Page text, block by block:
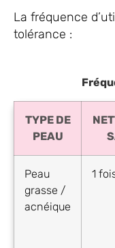
La fréquence
tolérance :
TYPE DE
PEAU
Peau
grasse /
acnéique
1